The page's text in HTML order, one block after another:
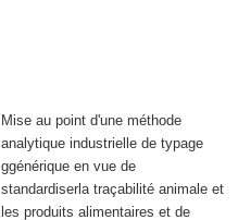
Mise au point d'une méthode
analytique industrielle de typage
ggénérique en vue de
standardiserla traçabilité animale et
les produits alimentaires et de